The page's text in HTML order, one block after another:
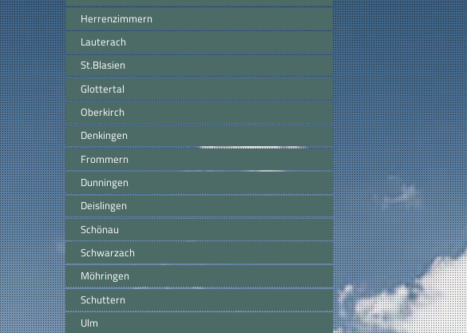
Herrenzimmern
Lauterach
St.Blasien
Glottertal
Oberkirch
Denkingen
Frommern
Dunningen
Deislingen
Schönau
Schwarzach
Möhringen
Schuttern
Ulm